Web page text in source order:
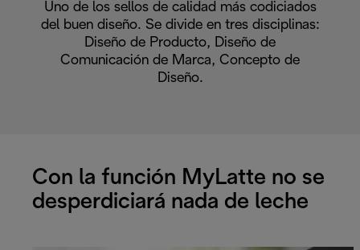
Uno de los sellos de calidad más codiciados
del buen diseño. Se divide en tres disciplinas:
Diseño de Producto, Diseño de
Comunicación de Marca, Concepto de
Diseño.
Con la función MyLatte no se
desperdiciará nada de leche